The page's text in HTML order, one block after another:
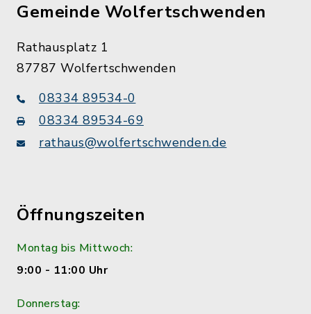
Gemeinde Wolfertschwenden
Rathausplatz 1
87787 Wolfertschwenden
08334 89534-0
08334 89534-69
rathaus@wolfertschwenden.de
Öffnungszeiten
Montag bis Mittwoch:
9:00 - 11:00 Uhr
Donnerstag: